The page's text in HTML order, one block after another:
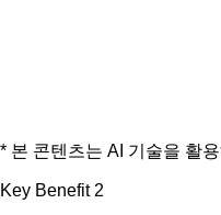
* 본 콘텐츠는 AI 기술을 활
Key Benefit 2